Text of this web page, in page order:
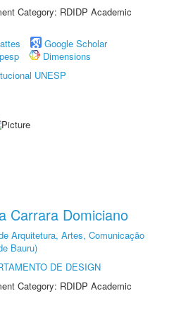
Category: RDIDP Academic
Google Scholar
Dimensions
UNESP
Carrara Domiciano
Arquitetura, Artes, Comunicação
Bauru)
DE DESIGN
Category: RDIDP Academic